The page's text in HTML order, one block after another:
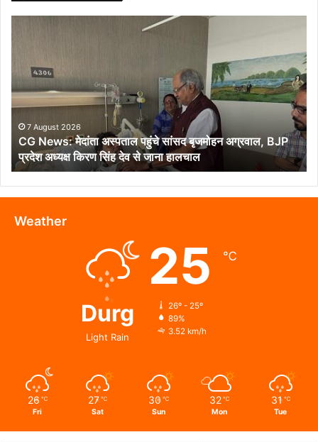
अस्पताल
पहुंचे
सांसद
बृजमोहन
अग्रवाल,
BJP
प्रदेश
अध्यक्ष
किरण
सिंह
देव
7 August 2026
CG News: मेदांता अस्पताल पहुंचे सांसद बृजमोहन अग्रवाल, BJP
प्रदेश अध्यक्ष किरण सिंह देव से जाना हालचाल
Weather
Durg
Light Rain
25 ℃
26º - 25º
89%
3.52 km/h
26 ℃
Fri
27 ℃
Sat
30 ℃
Sun
32 ℃
Mon
31 ℃
Tue